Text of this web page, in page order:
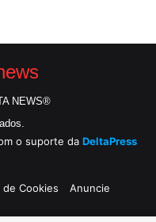
NEWS®
o suporte da DeltaPress
de Cookies Anuncie